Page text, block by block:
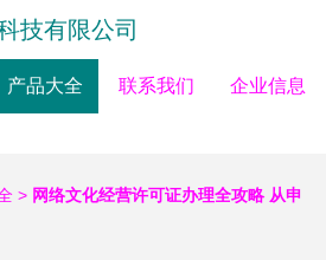
技有限公司
产品大全 联系我们 企业信息
> 网络文化经营许可证办理全攻略 从申